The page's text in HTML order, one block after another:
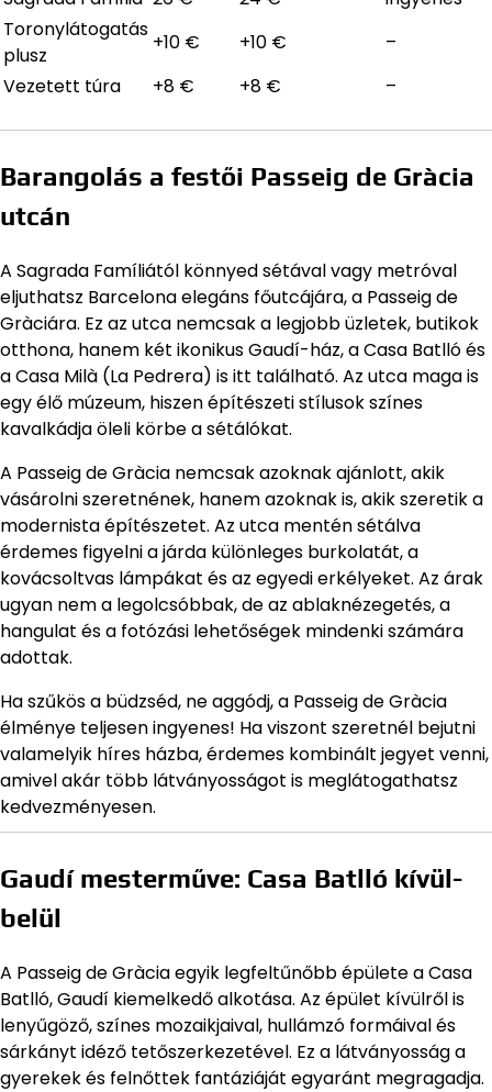
Toronylátogatás
plusz
+10 € +10 €
–
Vezetett túra
+8 € +8 € –
Barangolás a festői Passeig de Gràcia
utcán
A Sagrada Famíliától könnyed sétával vagy metróval
eljuthatsz Barcelona elegáns főutcájára, a Passeig de
Gràciára. Ez az utca nemcsak a legjobb üzletek, butikok
otthona, hanem két ikonikus Gaudí-ház, a Casa Batlló és
a Casa Milà (La Pedrera) is itt található. Az utca maga is
egy élő múzeum, hiszen építészeti stílusok színes
kavalkádja öleli körbe a sétálókat.
A Passeig de Gràcia nemcsak azoknak ajánlott, akik
vásárolni szeretnének, hanem azoknak is, akik szeretik a
modernista építészetet. Az utca mentén sétálva
érdemes figyelni a járda különleges burkolatát, a
kovácsoltvas lámpákat és az egyedi erkélyeket. Az árak
ugyan nem a legolcsóbbak, de az ablaknézegetés, a
hangulat és a fotózási lehetőségek mindenki számára
adottak.
Ha szűkös a büdzséd, ne aggódj, a Passeig de Gràcia
élménye teljesen ingyenes! Ha viszont szeretnél bejutni
valamelyik híres házba, érdemes kombinált jegyet venni,
amivel akár több látványosságot is meglátogathatsz
kedvezményesen.
Gaudí mesterműve: Casa Batlló kívül-
belül
A Passeig de Gràcia egyik legfeltűnőbb épülete a Casa
Batlló, Gaudí kiemelkedő alkotása. Az épület kívülről is
lenyűgöző, színes mozaikjaival, hullámzó formáival és
sárkányt idéző tetőszerkezetével. Ez a látványosság a
gyerekek és felnőttek fantáziáját egyaránt megragadja.